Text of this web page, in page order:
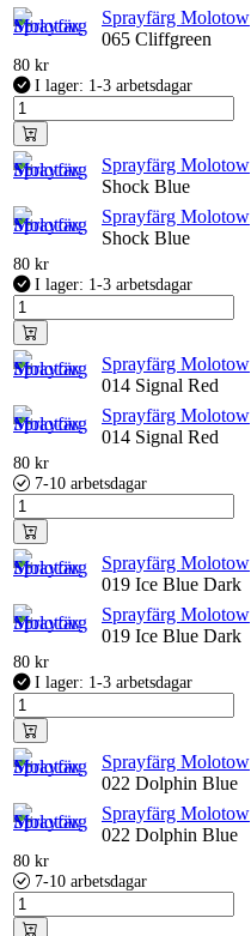
Sprayfärg Molotow
065 Cliffgreen
80 kr
I lager: 1-3 arbetsdagar
Sprayfärg Molotow
Shock Blue
Sprayfärg Molotow
Shock Blue
80 kr
I lager: 1-3 arbetsdagar
Sprayfärg Molotow
014 Signal Red
Sprayfärg Molotow
014 Signal Red
80 kr
7-10 arbetsdagar
Sprayfärg Molotow
019 Ice Blue Dark
Sprayfärg Molotow
019 Ice Blue Dark
80 kr
I lager: 1-3 arbetsdagar
Sprayfärg Molotow
022 Dolphin Blue
Sprayfärg Molotow
022 Dolphin Blue
80 kr
7-10 arbetsdagar